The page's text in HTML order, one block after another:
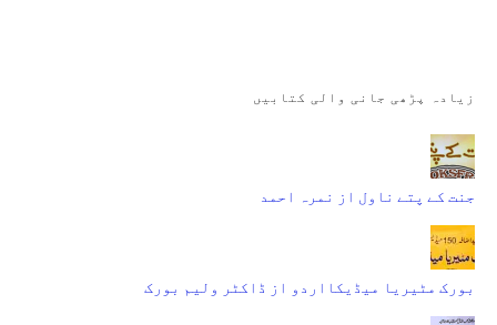
زیادہ پڑھی جانی والی کتابیں
جنت کے پتے ناول از نمرہ احمد
بورک مٹیریا میڈیکااردو از ڈاکٹر ولیم بورک